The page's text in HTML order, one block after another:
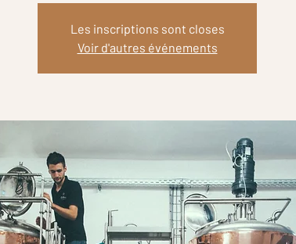
Les inscriptions sont closes
Voir d'autres événements